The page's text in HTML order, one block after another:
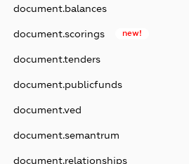
document.balances
document.scorings new!
document.tenders
document.publicfunds
document.ved
document.semantrum
document.relationships